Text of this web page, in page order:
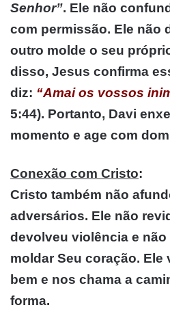
Senhor”. Ele não
com permissão. Ele não
outro molde o seu
disso, Jesus confirma
diz: “Amai os vossos
5:44). Portanto, Davi
momento e age com
Conexão com Cristo:
Cristo também não
adversários. Ele não
devolveu violência e
moldar Seu coração. Ele
bem e nos chama a
forma.